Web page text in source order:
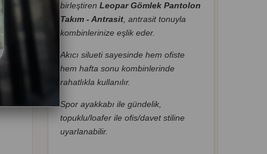
birleştiren Leopar Gömlek Pantolon
Takım - Antrasit, antrasit tonuyla
kombinlerinize eşlik eder.
Akıcı silueti sayesinde hem ofiste
hem hafta sonu kombinlerinde
rahatlıkla kullanılır.
Spor ayakkabı ile gündelik,
topuklu/loafer ile ofis/davet stiline
uyarlanabilir.